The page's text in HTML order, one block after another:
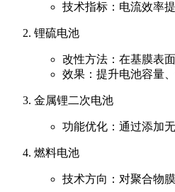
技术指标：电流效率
锂硫电池
改性方法：在基膜表
效果：提升电池容量
金属锂二次电池
功能优化：通过添加
燃料电池
技术方向：对聚合物